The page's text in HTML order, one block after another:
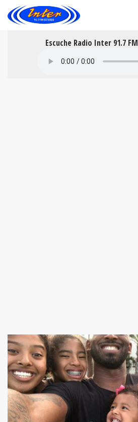
Escuche Radio Inter 91.7 FM